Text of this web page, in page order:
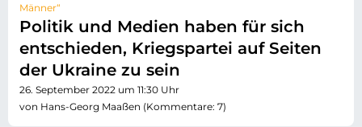
Männer“
Politik und Medien haben für sich
entschieden, Kriegspartei auf Seiten
der Ukraine zu sein
26. September 2022 um 11:30 Uhr
von Hans-Georg Maaßen (Kommentare: 7)